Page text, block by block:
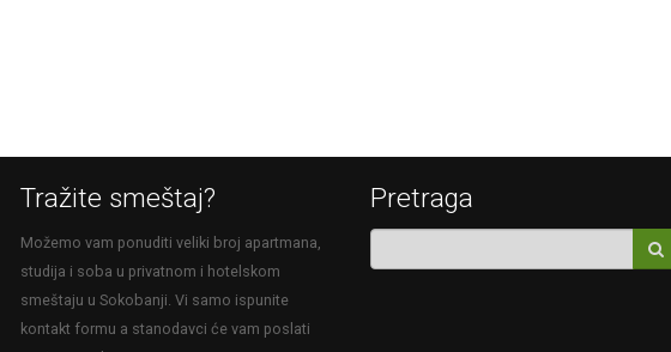
Tražite smeštaj?
Možemo vam ponuditi veliki broj apartmana,
studija i soba u privatnom i hotelskom
smeštaju u Sokobanji. Vi samo ispunite
kontakt formu a stanodavci će vam poslati
Pretraga